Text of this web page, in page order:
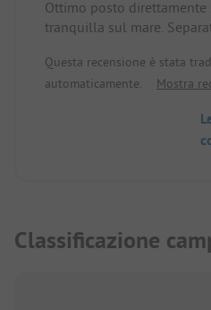
Ottimo posto direttamente
tranquilla sul mare.
vicinanze. Piccolo mercato
igienici e le docce sono di
Questa recensione è stata
automaticamente.
Mostra
Classificazione